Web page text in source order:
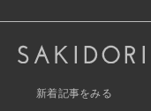
新着記事をみる